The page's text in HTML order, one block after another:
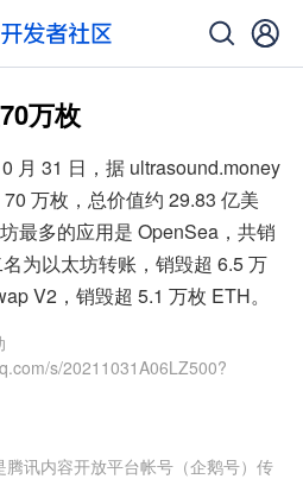
万枚
月 31 日，据 ultrasound.money
万枚，总价值约 29.83 亿美
最多的应用是 OpenSea，共销
为以太坊转账，销毁超 6.5 万
V2，销毁超 5.1 万枚 ETH。
s/20211031A06LZ500?
讯内容开放平台帐号（企鹅号）传